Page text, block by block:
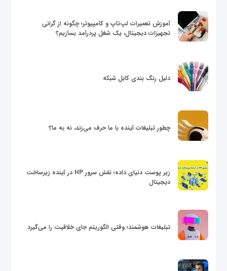
آموزش تعمیرات لپ‌تاپ و کامپیوتر؛ چگونه از گرانی
تجهیزات دیجیتال، یک شغل پردرآمد بسازیم؟
دلیل رنگ بندی کابل شبکه
چطور تبلیغات آینده با ما حرف می‌زند، نه به ما؟
زیر پوست دنیای داده؛ نقش سرور HP در آینده زیرساخت
دیجیتال
تبلیغات هوشمند؛ وقتی الگوریتم جای خلاقیت را می‌گیرد